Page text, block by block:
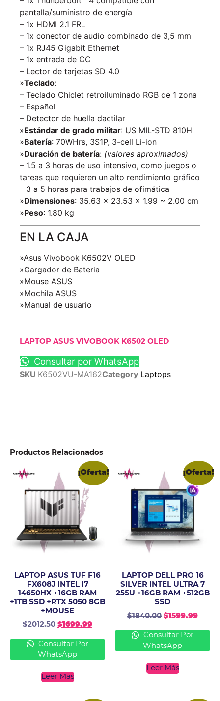
pantalla/suministro de energía
– 1x HDMI 2.1 FRL
– 1x conector de audio combinado de 3,5 mm
– 1x RJ45 Gigabit Ethernet
– 1x entrada de CC
– Lector de tarjetas SD 4.0
»Teclado:
– Teclado Chiclet retroiluminado RGB de 1 zona
– Español
– Detector de huella dactilar
»Estándar de grado militar: US MIL-STD 810H
»Batería: 70WHrs, 3S1P, 3-cell Li-ion
»Duración de batería: (valores aproximados)
– 1.5 a 3 horas de uso intensivo, como juegos o
tareas que requieren un alto rendimiento gráfico
– 3 a 5 horas para trabajos de ofimática
»Dimensiones: 35.63 x 23.53 x 1.99 ~ 2.00 cm
»Peso: 1.80 kg
EN LA CAJA
»Asus Vivobook K6502V OLED
»Cargador de Bateria
»Mouse ASUS
»Mochila ASUS
»Manual de usuario
LAPTOP ASUS VIVOBOOK K6502 OLED
Consultar por WhatsApp
SKU K6502VU-MA162Category Laptops
Productos Relacionados
¡Oferta!
LAPTOP ASUS TUF F16
FX608J INTEL I7
14650HX +16GB RAM
+1TB SSD +RTX 5050 8GB
+MOUSE
$2012.50 $1699.99
Consultar Por
WhatsApp
Leer Más
¡Oferta!
LAPTOP DELL PRO 16
SILVER INTEL ULTRA 7
255U +16GB RAM +512GB
SSD
$1840.00 $1599.99
Consultar Por
WhatsApp
Leer Más